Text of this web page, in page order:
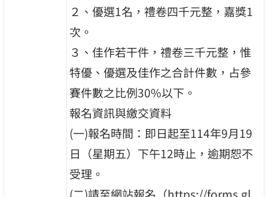
２、優選1名，禮卷四千元整，嘉獎1
次。
３、佳作若干件，禮卷三千元整，惟
特優、優選及佳作之合計件數，占參
賽件數之比例30%以下。
報名資訊與繳交資料
(一)報名時間：即日起至114年9月19
日（星期五）下午12時止，逾期恕不
受理。